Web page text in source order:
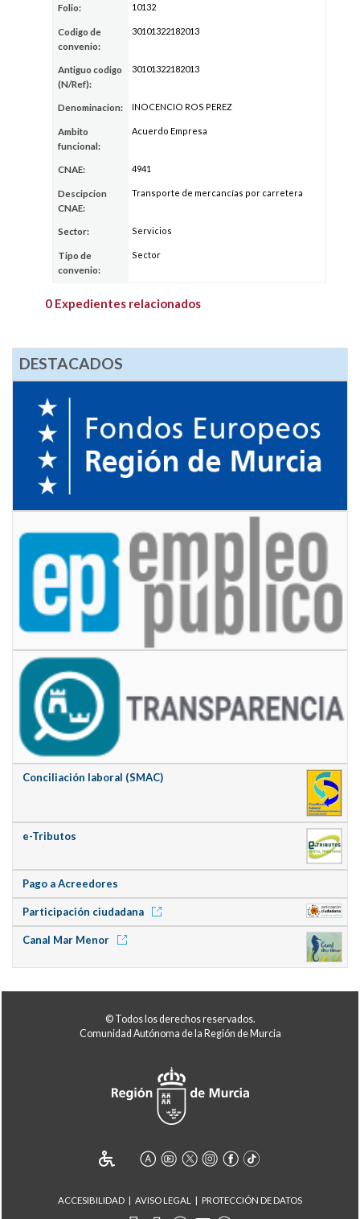
Folio: 10132
Codigo de
convenio:
30101322182013
Antiguo codigo
(N/Ref):
30101322182013
Denominacion: INOCENCIO ROS PEREZ
Ambito
funcional:
Acuerdo Empresa
CNAE: 4941
Descipcion
CNAE:
Transporte de mercancías por carretera
Sector: Servicios
Tipo de
convenio:
Sector
0 Expedientes relacionados
DESTACADOS
Conciliación laboral (SMAC)
e-Tributos
Pago a Acreedores
Participación ciudadana
Canal Mar Menor
© Todos los derechos reservados.
Comunidad Autónoma de la Región de Murcia
ACCESIBILIDAD AVISO LEGAL PROTECCIÓN DE DATOS